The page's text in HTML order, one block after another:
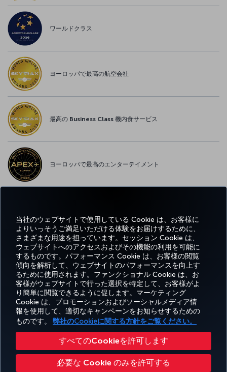
当社のウェブサイトで使用している Cookie は、お客様に
よりいっそうご満足いただける体験をお届けするために、
さまざまな用途を担っています。セッション Cookie は、
ウェブサイトへのアクセスおよびその機能の利用を可能に
するものです。パフォーマンス Cookie は、お客様の閲覧
傾向を解析して、ウェブサイトのパフォーマンスを向上す
るために使用されます。ファンクショナル Cookie は、お
客様がウェブサイトで行った選択を特定して、お客様がよ
り簡単に閲覧できるように促します。マーケティング
Cookie は、プロモーションおよびソーシャルメディア情
報を使用して、適切なキャンペーンをお知らせするための
ものです。
弊社のCookieに関する方針をご覧ください。
すべてのCookieを許可します
必要な Cookie のみを許可する
ワールドクラス
ヨーロッパで最高の航空会社
最高の Business Class 機内食サービス
ヨーロッパで最高のエンターテイメント
Facebook
TwitterInstagram
YouTubeLinkedIn
TiktokブログPinterest
予約
と管
エクス
ペリエ
ンス
お得な情
報と目的
地
ヘ
ル
プ
Miles&Smiles
Corporate
Club
プライバシーポリシーおよびCookieポリシー 法律上のお知らせ
Cookie 設定の変更 US DOT（米国運輸省）カスタマーサービスプラン
EU データ主体の権利